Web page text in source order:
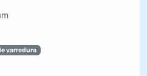
varredura